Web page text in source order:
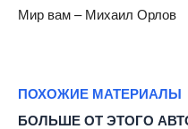
Мир вам – Михаил Орлов
ПОХОЖИЕ МАТЕРИАЛЫ
БОЛЬШЕ ОТ ЭТОГО